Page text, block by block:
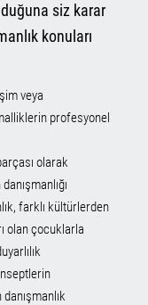
siz karar
konuları
veya
profesyonel
olarak
farklı kültürlerden
olan çocuklarla